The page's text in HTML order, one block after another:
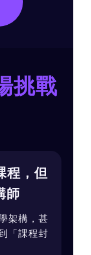
挑戰
程，但
師
架構，甚
「課程封